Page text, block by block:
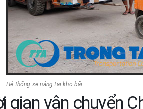
Hệ thống xe nâng tại kho bãi
gian vận chuyển